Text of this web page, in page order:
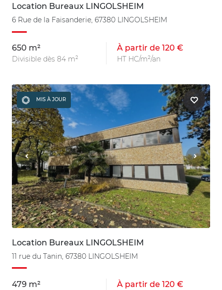
Location Bureaux LINGOLSHEIM
6 Rue de la Faisanderie, 67380 LINGOLSHEIM
650 m²
Divisible dès 84 m²
À partir de 120 €
HT HC/m²/an
MIS À JOUR
Location Bureaux LINGOLSHEIM
11 rue du Tanin, 67380 LINGOLSHEIM
479 m² À partir de 120 €